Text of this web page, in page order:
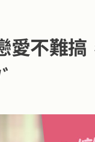
愛不難